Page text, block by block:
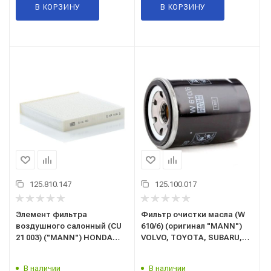
В КОРЗИНУ В КОРЗИНУ
125.810.147
Элемент фильтра
воздушного салонный (CU
21 003) ("MANN") HONDA
В наличии
125.100.017
Фильтр очистки масла (W
610/6) (оригинал "MANN")
VOLVO, TOYOTA, SUBARU,
В наличии